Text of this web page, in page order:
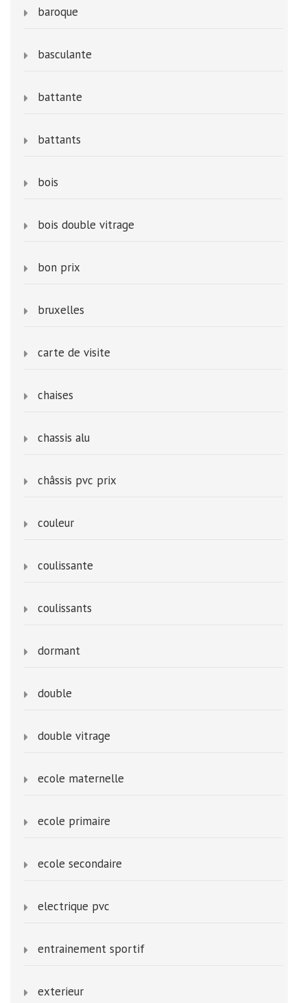
baroque
basculante
battante
battants
bois
bois double vitrage
bon prix
bruxelles
carte de visite
chaises
chassis alu
châssis pvc prix
couleur
coulissante
coulissants
dormant
double
double vitrage
ecole maternelle
ecole primaire
ecole secondaire
electrique pvc
entrainement sportif
exterieur